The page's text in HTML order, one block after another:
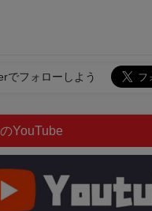
でフォローしよう
YouTube